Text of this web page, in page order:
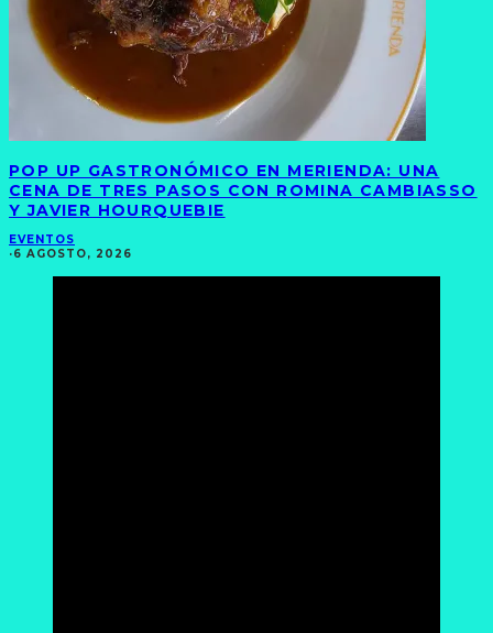
POP UP GASTRONÓMICO EN MERIENDA: UNA
CENA DE TRES PASOS CON ROMINA CAMBIASSO
Y JAVIER HOURQUEBIE
EVENTOS
·6 AGOSTO, 2026